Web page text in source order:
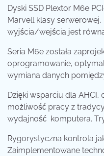
Dyski SSD Plextor M6e
Marvell klasy
wyjścia/wejścia jest
Seria M6e została
oprogramowanie,
wymiana danych
Dzięki wsparciu dla
możliwość pracy z
wydajność komputera.
Rygorystyczna kontrola
Zaimplementowane